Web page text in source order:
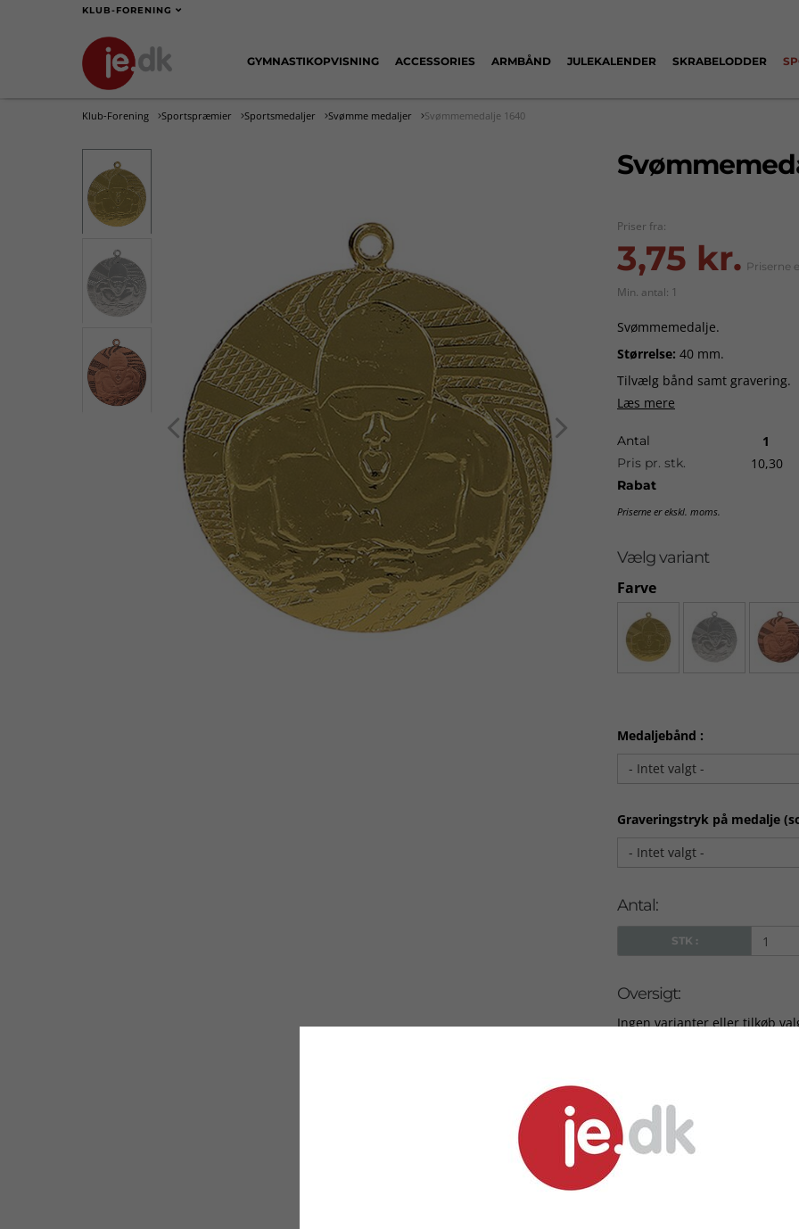
KLUB-FORENING
GYMNASTIKOPVISNING ACCESSORIES ARMBÅND JULEKALENDER SKRABELODDER
Klub-Forening Sportspræmier Sportsmedaljer Svømme medaljer Svømmemedalje 1640
Priser fra:
3,75 kr. Priserne
Min. antal: 1
Svømmemedalje.
Størrelse: 40 mm.
Tilvælg bånd samt gravering.
Levering:ca. 7-10 dage fra
Læs mere
Antal
Pris pr. stk.
Rabat
1
10,30
Priserne er ekskl. moms.
Vælg variant
Farve
Medaljebånd :
- Intet valgt -
Graveringstryk på medalje
- Intet valgt -
Antal:
STK :
Oversigt:
Ingen varianter eller tilkøb